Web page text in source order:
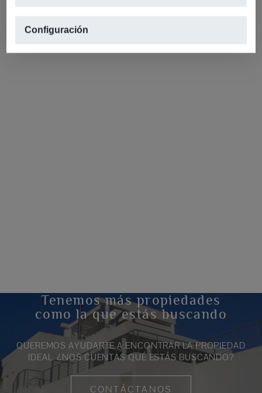
Configuración
Tenemos más propiedades
como la que estás buscando
QUEREMOS AYUDARTE A ENCONTRAR LA PROPIEDAD
IDEAL. ¿NOS CUENTAS QUÉ ESTÁS BUSCANDO?
CONTÁCTANOS